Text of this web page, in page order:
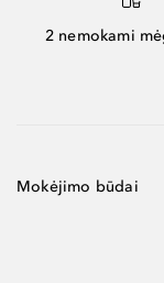
2 nemokami
Mokėjimo būdai